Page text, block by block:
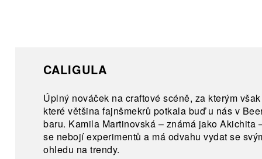
CALIGULA
Úplný nováček na craftové scéně, za kterým
které většina fajnšmekrů potkala buď u nás v
baru. Kamila Martinovská – známá jako Akichita
se nebojí experimentů a má odvahu vydat se
ohledu na trendy.